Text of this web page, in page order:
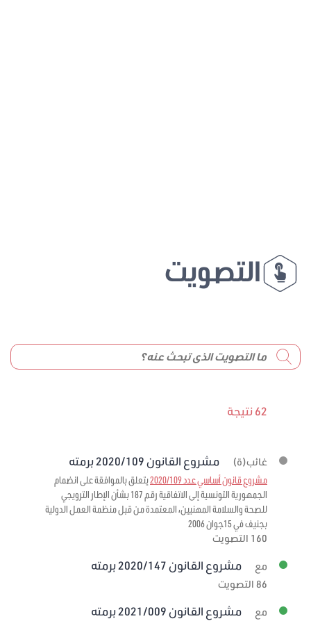
التصويت
62 نتيجة
غائب(ة) مشروع القانون 2020/109 برمته
مشروع قانون أساسي عدد 2020/109
يتعلق بالموافقة على انضمام
الجمهورية التونسية إلى الاتفاقية رقم 187 بشأن الإطار الترويجي
للصحة والسلامة المهنيين، المعتمدة من قبل منظمة العمل الدولية
بجنيف في 15جوان 2006
160 التصويت
مع مشروع القانون 2020/147 برمته
86 التصويت
مع مشروع القانون 2021/009 برمته